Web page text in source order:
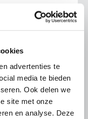
advertenties te
media te bieden
Ook delen we
site met onze
en analyse. Deze
Lees meer